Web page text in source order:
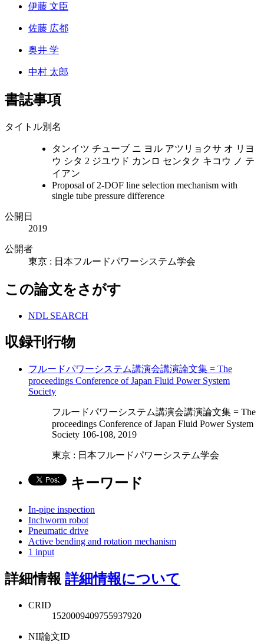
伊藤 文臣
佐藤 広都
奥井 学
中村 太郎
書誌事項
タイトル別名
タンイツ チューブ ニ ヨル アツリョクサ オ リヨ
ウ シタ 2 ジユウド カンロ センタク キコウ ノ テ
イアン
Proposal of 2-DOF line selection mechanism with
single tube pressure difference
公開日
2019
公開者
東京 : 日本フルードパワーシステム学会
この論文をさがす
NDL SEARCH
収録刊行物
フルードパワーシステム講演会講演論文集 = The
proceedings Conference of Japan Fluid Power System
Society
フルードパワーシステム講演会講演論文集 = The
proceedings Conference of Japan Fluid Power System
Society 106-108, 2019
東京 : 日本フルードパワーシステム学会
キーワード
In-pipe inspection
Inchworm robot
Pneumatic drive
Active bending and rotation mechanism
1 input
詳細情報 詳細情報について
CRID
1520009409755937920
NII論文ID